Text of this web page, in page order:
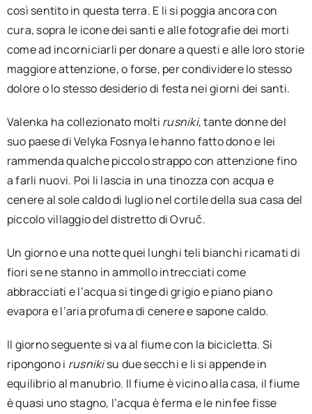
così sentito in questa terra. E li si poggia ancora con
cura, sopra le icone dei santi e alle fotografie dei morti
come ad incorniciarli per donare a questi e alle loro storie
maggiore attenzione, o forse, per condividere lo stesso
dolore o lo stesso desiderio di festa nei giorni dei santi.
Valenka ha collezionato molti rusniki, tante donne del
suo paese di Velyka Fosnya le hanno fatto dono e lei
rammenda qualche piccolo strappo con attenzione fino
a farli nuovi. Poi li lascia in una tinozza con acqua e
cenere al sole caldo di luglio nel cortile della sua casa del
piccolo villaggio del distretto di Ovruč.
Un giorno e una notte quei lunghi teli bianchi ricamati di
fiori se ne stanno in ammollo intrecciati come
abbracciati e l’acqua si tinge di grigio e piano piano
evapora e l’aria profuma di cenere e sapone caldo.
Il giorno seguente si va al fiume con la bicicletta. Si
ripongono i rusnikisu due secchi e li si appende in
equilibrio al manubrio. Il fiume è vicino alla casa, il fiume
è quasi uno stagno, l’acqua è ferma e le ninfee fisse